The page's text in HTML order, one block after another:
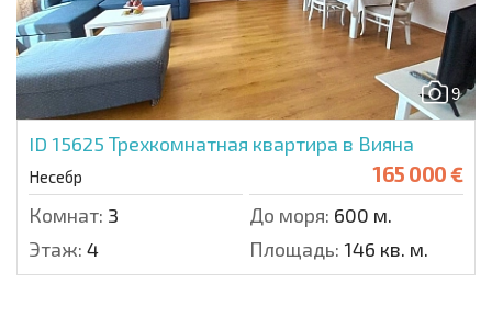
9
ID 15625 Трехкомнатная квартира в Вияна
Несебр 165 000 €
Комнат: 3 До моря: 600 м.
Этаж: 4 Площадь: 146 кв. м.